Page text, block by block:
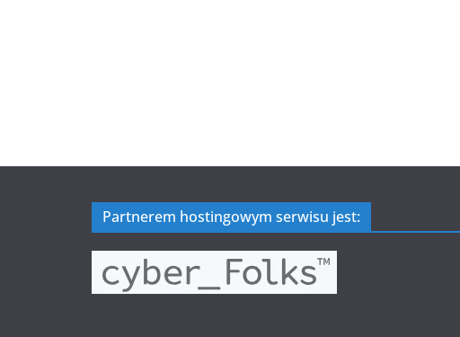
Partnerem hostingowym serwisu jest: